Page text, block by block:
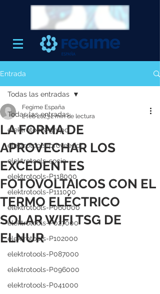
Entrada
Todas las entradas
elektrotools-grupo
elektrotools-proveedor
elektrotools-socio
elektrotools-P118000
elektrotools-P111000
elektrotools-P060000
elektrotools-P027000
elektrotools-P102000
elektrotools-P087000
elektrotools-P096000
elektrotools-P041000
Todas las entradas
LA FORMA DE
APROVECHAR LOS
EXCEDENTES
FOTOVOLTAICOS CON EL
TERMO ELÉCTRICO
SOLAR WIFI TSG DE
ELNUR
Fegime España
2 feb 20232 min de lectura